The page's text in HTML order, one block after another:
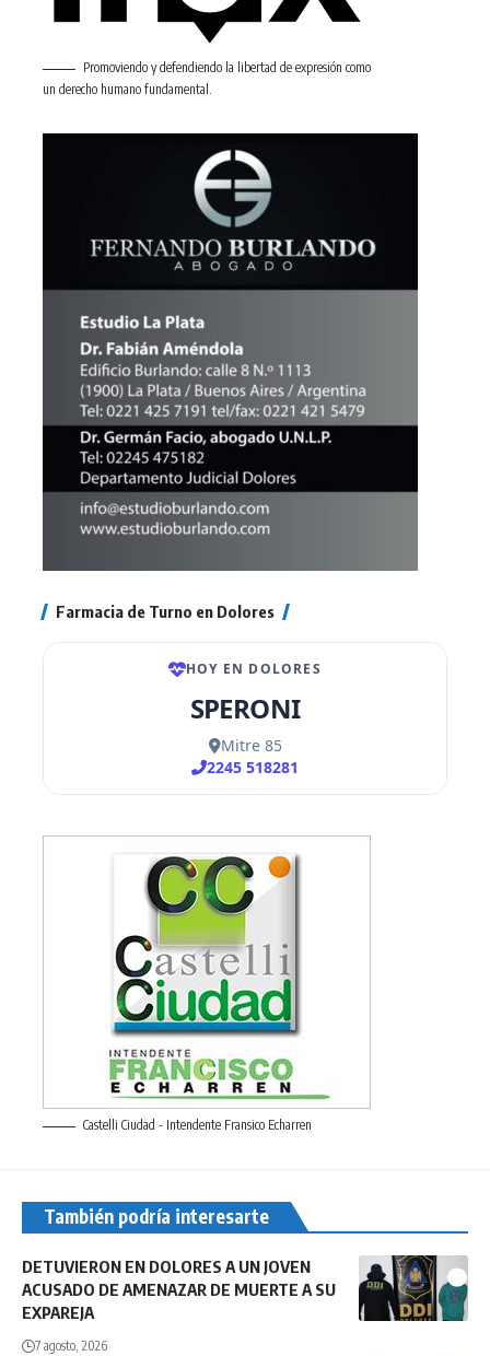
Promoviendo y defendiendo la libertad de expresión como
un derecho humano fundamental.
Farmacia de Turno en Dolores
Castelli Ciudad - Intendente Fransico Echarren
También podría interesarte
DETUVIERON EN DOLORES A UN JOVEN
ACUSADO DE AMENAZAR DE MUERTE A SU
EXPAREJA
7 agosto, 2026